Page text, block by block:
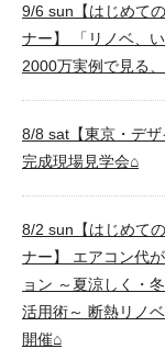
9/6 sun【はじめて
ナー】 「リノベ、
2000万実例で見る
8/8 sat【東京・デ
完成現場見学会⌂
8/2 sun【はじめて
ナー】 エアコン代
ョン ～夏涼しく・
活用術～ 断熱リノ
開催⌂